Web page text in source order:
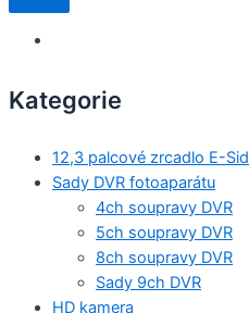
Kategorie
12,3 palcové zrcadlo E-
Sady DVR fotoaparátu
4ch soupravy DVR
5ch soupravy DVR
8ch soupravy DVR
Sady 9ch DVR
HD kamera